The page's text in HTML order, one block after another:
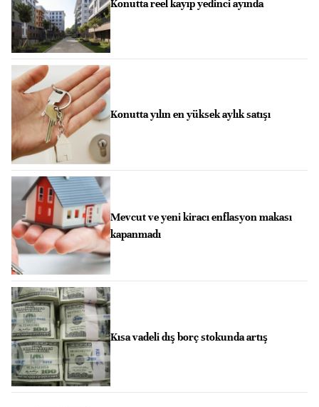
Konutta reel kayıp yedinci ayında
Konutta yılın en yüksek aylık satışı
Mevcut ve yeni kiracı enflasyon makası
kapanmadı
Kısa vadeli dış borç stokunda artış